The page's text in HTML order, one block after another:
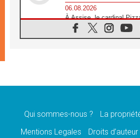
06.08.2026
À Assise, le cardinal
«les chrétiens veulent la
06.08.2026
message de paix et de
«La visite du Pape en
Qui sommes-nous ? La
Mentions Legales
Droits d’auteur